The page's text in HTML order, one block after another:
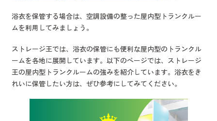
浴衣を保管する場合は、空調設備の整った屋内型トランクルー
ムを利用してみましょう。
ストレージ王では、浴衣の保管にも便利な屋内型のトランクル
ームを各地に展開しています。以下のページでは、ストレージ
王の屋内型トランクルームの強みを紹介しています。浴衣をき
れいに保管したい方は、ぜひ参考にしてみてください。